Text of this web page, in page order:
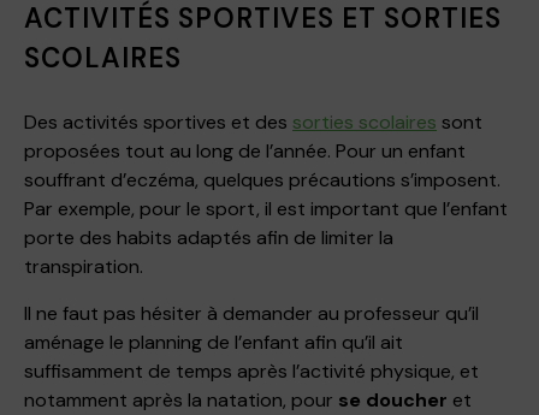
ACTIVITÉS SPORTIVES ET SORTIES
SCOLAIRES
Des activités sportives et des sorties scolaires sont
proposées tout au long de l’année. Pour un enfant
souffrant d’eczéma, quelques précautions s’imposent.
Par exemple, pour le sport, il est important que l’enfant
porte des habits adaptés afin de limiter la
transpiration.
Il ne faut pas hésiter à demander au professeur qu’il
aménage le planning de l’enfant afin qu’il ait
suffisamment de temps après l’activité physique, et
notamment après la natation, pour se doucher et